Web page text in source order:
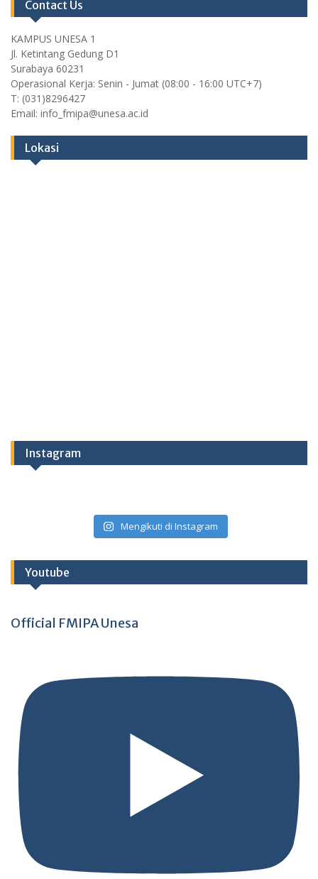
Contact Us
KAMPUS UNESA 1
Jl. Ketintang Gedung D1
Surabaya 60231
Operasional Kerja: Senin - Jumat (08:00 - 16:00 UTC+7)
T: (031)8296427
Email: info_fmipa@unesa.ac.id
Lokasi
Instagram
Mengikuti di Instagram
Youtube
Official FMIPA Unesa